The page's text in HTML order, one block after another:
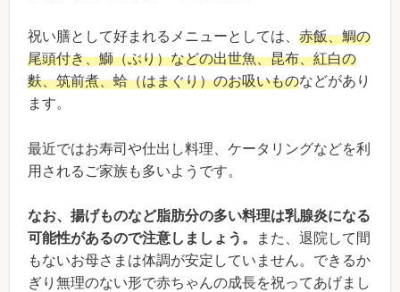
祝い膳として好まれるメニューとしては、 赤飯、鯛の
尾頭付き、鰤（ぶり）などの出世魚、昆布、紅白の
麩、筑前煮、蛤（はまぐり）のお吸いものなどがあり
ます。
最近ではお寿司や仕出し料理、ケータリングなどを利
用されるご家族も多いようです。
なお、揚げものなど脂肪分の多い料理は乳腺炎になる
可能性があるので注意しましょう。
また、退院して間
もないお母さまは体調が安定していません。できるか
ぎり無理のない形で赤ちゃんの成長を祝ってあげまし